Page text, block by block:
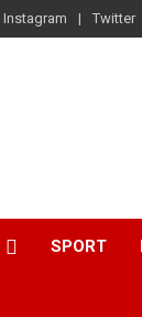
Instagram Twitter
SPORT